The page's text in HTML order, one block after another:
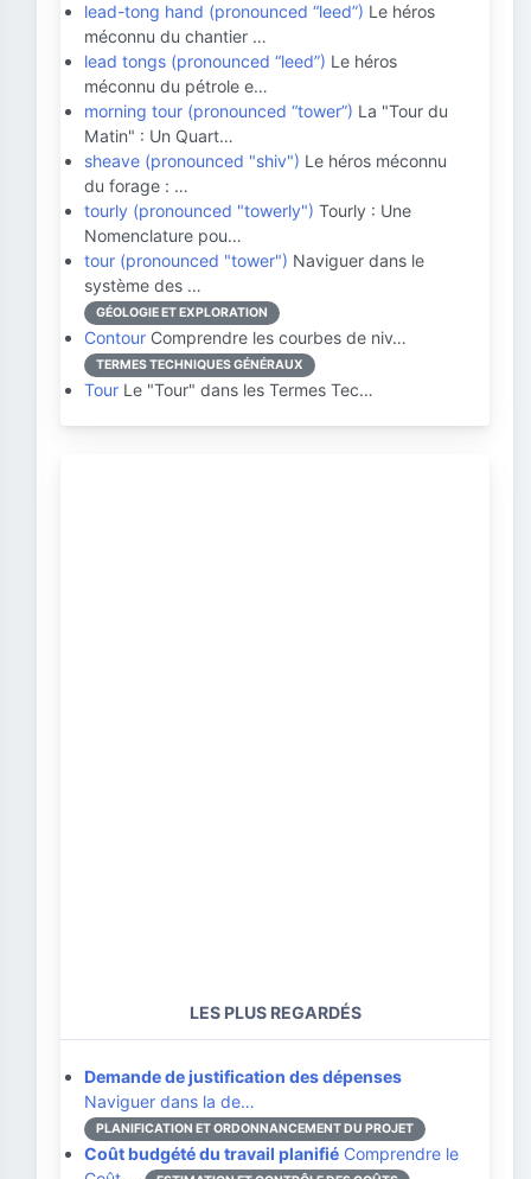
lead-tong hand (pronounced “leed”) Le héros
méconnu du chantier …
lead tongs (pronounced “leed”) Le héros
méconnu du pétrole e…
morning tour (pronounced “tower”) La "Tour du
Matin" : Un Quart…
sheave (pronounced "shiv") Le héros méconnu
du forage : …
tourly (pronounced "towerly") Tourly : Une
Nomenclature pou…
tour (pronounced "tower") Naviguer dans le
système des …
GÉOLOGIE ET EXPLORATION
Contour Comprendre les courbes de niv…
TERMES TECHNIQUES GÉNÉRAUX
Tour Le "Tour" dans les Termes Tec…
LES PLUS REGARDÉS
Demande de justification des dépenses
Naviguer dans la de…
PLANIFICATION ET ORDONNANCEMENT DU PROJET
Coût budgété du travail planifié Comprendre le